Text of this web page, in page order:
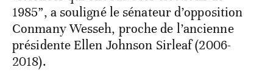
1985”, a souligné le sénateur d’opposition
Conmany Wesseh, proche de l’ancienne
présidente Ellen Johnson Sirleaf (2006-
2018).